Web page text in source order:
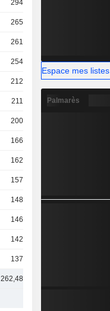
294 Md
265 Md
261 Md
254 Md
212 Md
211 Md
200 Md
166 Md
162 Md
157 Md
148 Md
146 Md
142 Md
137 Md
262,48 Md
Espace mes listes
Palmarès